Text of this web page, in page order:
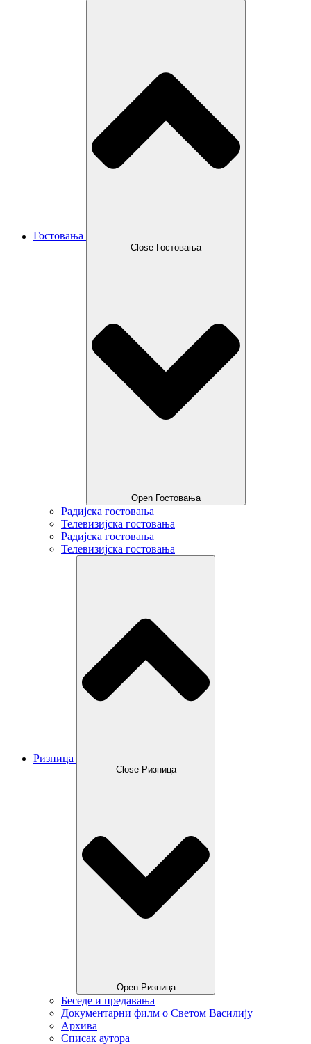
Гостовања
Close Гостовања
Open Гостовања
Радијска гостовања
Телевизијска гостовања
Радијска гостовања
Телевизијска гостовања
Ризница
Close Ризница
Open Ризница
Беседе и предавања
Документарни филм о Светом Василију
Архива
Списак аутора